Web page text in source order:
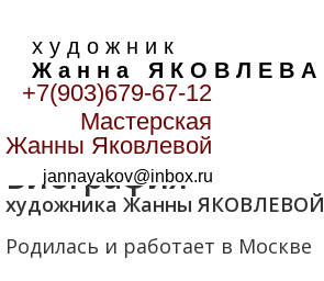
х у д о ж н и к
Ж а н н а Я К О В Л Е В А
+7(903)679-67-12
Мастерская
Жанны Яковлевой
jannayakov@inbox.ru
Главная>О художнике
Биография
художника Жанны ЯКОВЛЕВОЙ
Родилась и работает в Москве